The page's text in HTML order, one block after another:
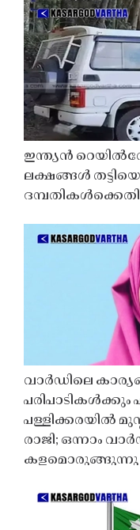
ഇന്ത്യൻ
ലക്ഷങ്ങൾ
വാർഡിലെ
പള്ളിക്കരയിൽ
രാജി; ഒന്നാം
കളമൊരുങ്ങുന്നു